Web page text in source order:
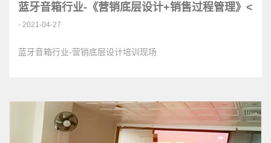
蓝牙音箱行业-《营销底层设计+销售过程管理》<
- 2021-04-27
蓝牙音箱行业-营销底层设计培训现场